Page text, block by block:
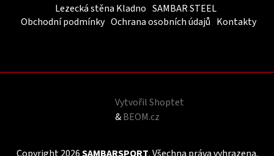
Lezecká stěna Kladno SAMBAR STEEL
Obchodní podmínky Ochrana osobních údajů Kontakty
Vytvořil Shoptet
&BEOM.cz